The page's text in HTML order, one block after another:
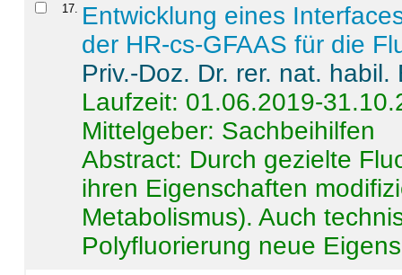
17
Entwicklung eines
der HR-cs-GFAAS für die
Priv.-Doz. Dr. rer. nat.
Laufzeit: 01.06.2019-
Mittelgeber: Sachbeihilfen
Abstract: Durch gezielte
ihren Eigenschaften
Metabolismus). Auch
Polyfluorierung neue